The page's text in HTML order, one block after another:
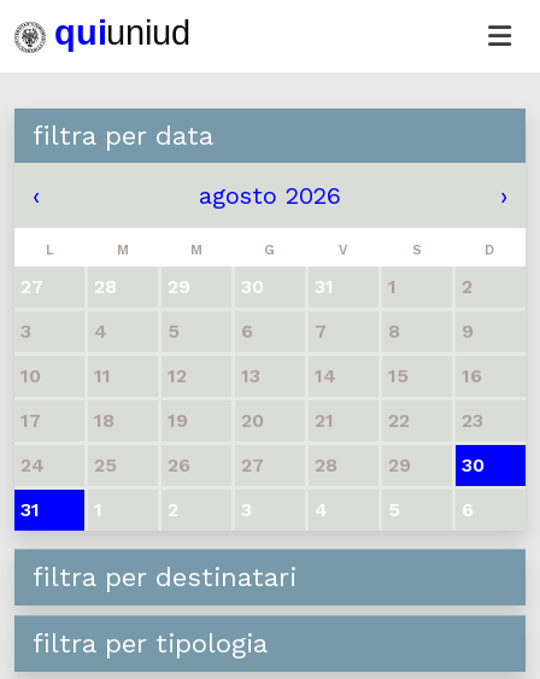
filtra per data
‹ agosto 2026 ›
L M M G V S D
27 28 29 30 31 1
2
3
4 5 6 7 8
9
10
11 12 13 14 15
16
17
18 19 20 21 22
23
24
25 26 27 28 29
30
31
1 2 3 4 5 6
filtra per destinatari
filtra per tipologia